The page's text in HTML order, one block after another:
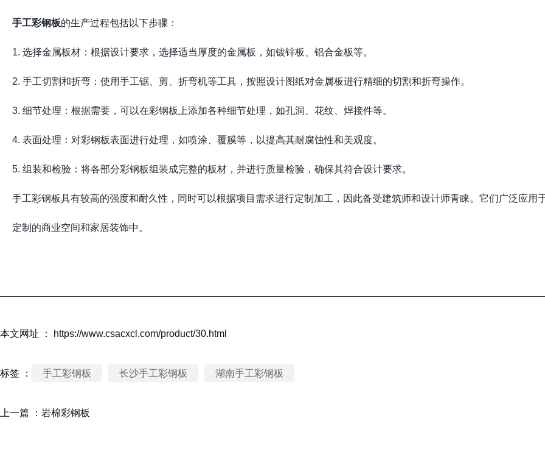
手工彩钢板的生产过程包括以下步骤：
1. 选择金属板材：根据设计要求，选择适当厚度的金属板，如镀锌板、铝合金板等。
2. 手工切割和折弯：使用手工锯、剪、折弯机等工具，按照设计图纸对金属板进行精细的切割和折弯操作。
3. 细节处理：根据需要，可以在彩钢板上添加各种细节处理，如孔洞、花纹、焊接件等。
4. 表面处理：对彩钢板表面进行处理，如喷涂、覆膜等，以提高其耐腐蚀性和美观度。
5. 组装和检验：将各部分彩钢板组装成完整的板材，并进行质量检验，确保其符合设计要求。
手工彩钢板具有较高的强度和耐久性，同时可以根据项目需求进行定制加工，因此备受建筑师和设计师青睐。它们广泛应
定制的商业空间和家居装饰中。
本文网址 ： https://www.csacxcl.com/product/30.html
标签 ： 手工彩钢板 长沙手工彩钢板 湖南手工彩钢板
上一篇 ： 岩棉彩钢板